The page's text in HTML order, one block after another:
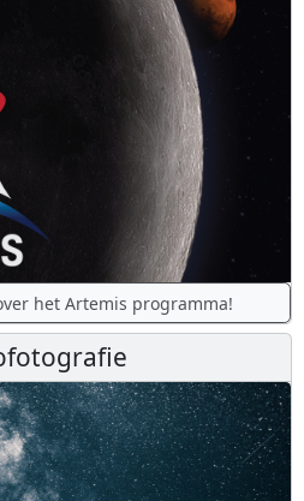
het Artemis programma!